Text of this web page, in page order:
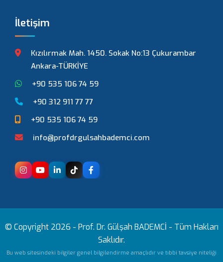
İletişim
Kızılırmak Mah. 1450. Sokak No:13 Çukurambar
Ankara-TÜRKİYE
+90 535 106 74 59
+90 312 911 77 77
+90 535 106 74 59
info@profdrgulsahbademci.com
© Copyright 2026 - Prof. Dr. Gülşah BADEMCİ - Tüm Hakları
Saklıdır.
Bu web sitesindeki bilgiler genel bilgilendirme amaçlıdır ve tıbbi tavsiye niteliği